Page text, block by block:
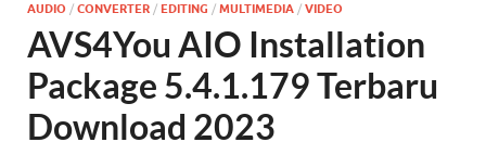
AUDIO / CONVERTER / EDITING / MULTIMEDIA / VIDEO
AVS4You AIO Installation
Package 5.4.1.179 Terbaru
Download 2023